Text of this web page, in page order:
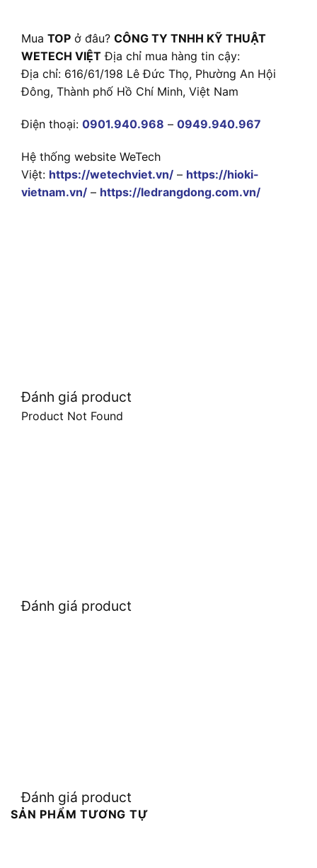
Mua TOP ở đâu? CÔNG TY TNHH KỸ THUẬT
WETECH VIỆT Địa chỉ mua hàng tin cậy:
Địa chỉ: 616/61/198 Lê Đức Thọ, Phường An Hội
Đông, Thành phố Hồ Chí Minh, Việt Nam
Điện thoại: 0901.940.968 – 0949.940.967
Hệ thống website WeTech
Việt: https://wetechviet.vn/ – https://hioki-
vietnam.vn/ – https://ledrangdong.com.vn/
Đánh giá product
Product Not Found
Đánh giá product
Đánh giá product
SẢN PHẨM TƯƠNG TỰ